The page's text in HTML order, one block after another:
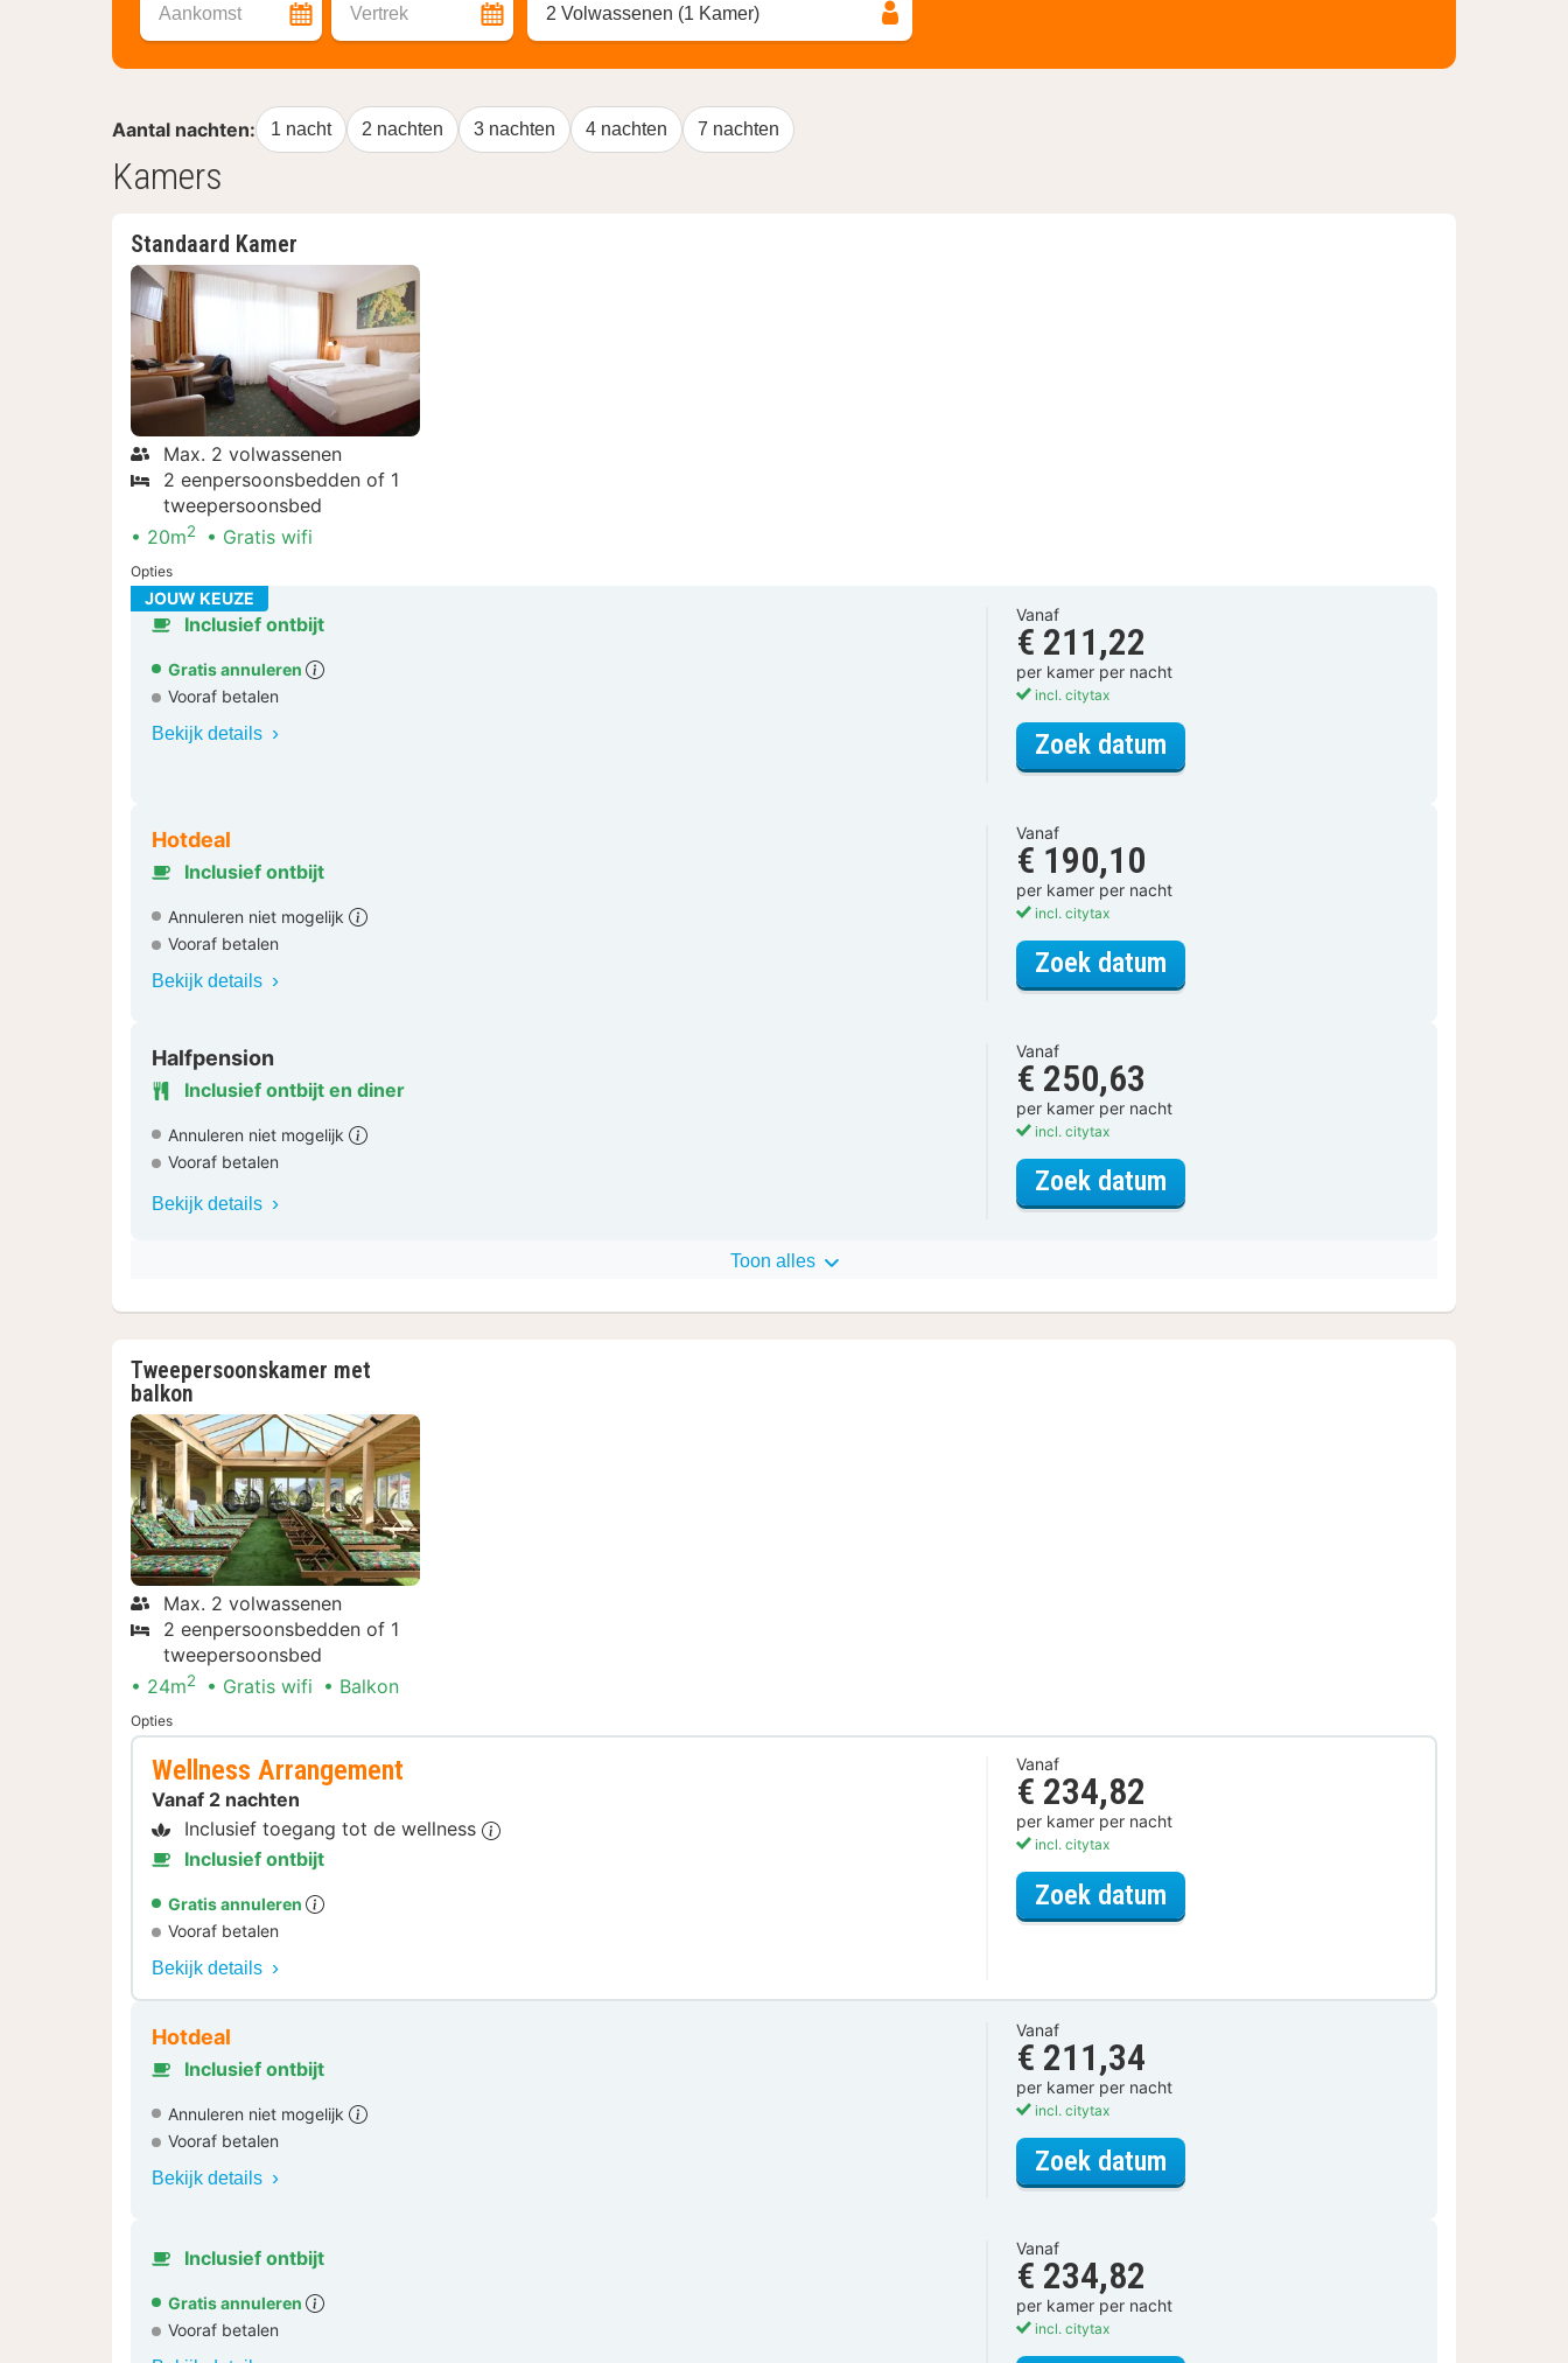
Aankomst Vertrek 2 Volwassenen (1 Kamer)
Aantal nachten: 1 nacht 2 nachten 3 nachten 4 nachten 7 nachten
Kamers
Standaard Kamer
Max. 2 volwassenen
2 eenpersoonsbedden of 1
tweepersoonsbed
20m2 Gratis wifi
Opties
JOUW KEUZE
Inclusief ontbijt
Gratis annuleren
Vooraf betalen
Bekijk details
Vanaf
€ 211,22
per kamer per nacht
incl. citytax
Zoek datum
Hotdeal
Inclusief ontbijt
Annuleren niet mogelijk
Vooraf betalen
Bekijk details
Vanaf
€ 190,10
per kamer per nacht
incl. citytax
Zoek datum
Halfpension
Annuleren niet mogelijk
Vooraf betalen
Inclusief ontbijt en diner
Bekijk details
Vanaf
€ 250,63
per kamer per nacht
incl. citytax
Zoek datum
Toon alles
Tweepersoonskamer met
balkon
Max. 2 volwassenen
2 eenpersoonsbedden of 1
tweepersoonsbed
24m2 Gratis wifi Balkon
Opties
Wellness Arrangement
Vanaf 2 nachten
Inclusief toegang tot de wellness
Inclusief ontbijt
Gratis annuleren
Vooraf betalen
Bekijk details
Vanaf
€ 234,82
per kamer per nacht
incl. citytax
Zoek datum
Hotdeal
Inclusief ontbijt
Annuleren niet mogelijk
Vooraf betalen
Bekijk details
Vanaf
€ 211,34
per kamer per nacht
incl. citytax
Zoek datum
Inclusief ontbijt
Gratis annuleren
Vooraf betalen
Vanaf
€ 234,82
per kamer per nacht
incl. citytax